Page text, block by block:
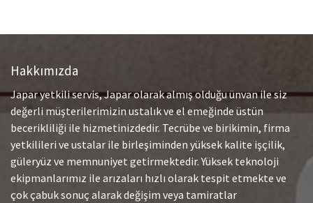
Hakkımızda
Japar yetkili servis, Japar olarak almış olduğu ünvan ile siz
değerli müşterilerimizin ustalık ve el emeğinde üstün
becerikliliği ile hizmetinizdedir. Tecrübe ve birikimin, firma
yetkilileri ve ustalar ile birleşiminden yüksek kalite işçilik,
güleryüz ve memnuniyet getirmektedir. Yüksek teknoloji
ekipmanlarımız ile arızaları hızlı olarak tespit etmekte ve
çok çabuk sonuç alarak değişim veya tamiratlar